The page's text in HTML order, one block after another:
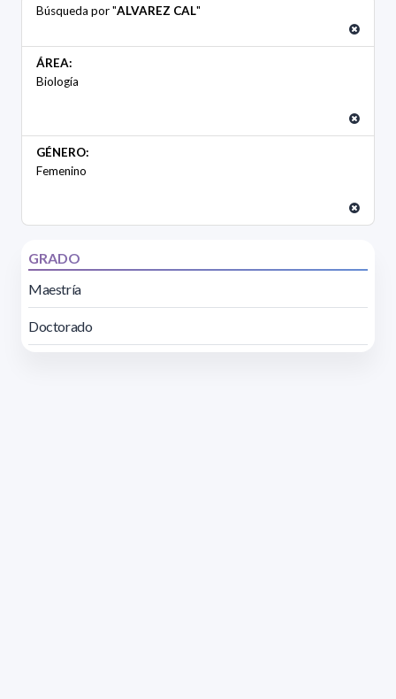
Búsqueda por "ALVAREZ CAL"
ÁREA:
Biología
GÉNERO:
Femenino
GRADO
Maestría
Doctorado